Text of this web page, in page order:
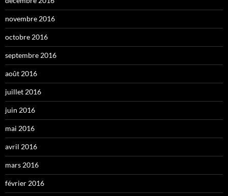
novembre 2016
octobre 2016
septembre 2016
août 2016
juillet 2016
juin 2016
mai 2016
avril 2016
mars 2016
février 2016